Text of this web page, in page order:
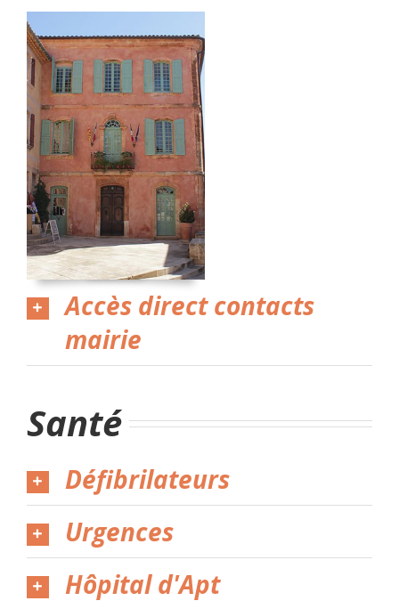
Numéros Utiles
Stationner
Agriculture locale
Transport
Marché hebdomadaire
Risques IncendieAccès direct contacts
mairie
Santé
Défibrilateurs
Urgences
Hôpital d'Apt